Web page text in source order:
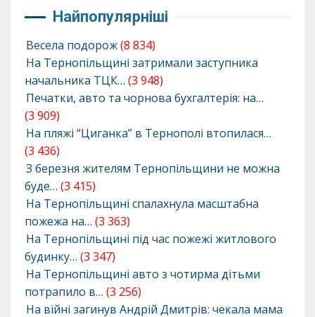
Найпопулярніші
Весела подорож(8 834)
На Тернопільщині затримали заступника
начальника ТЦК… (3 948)
Печатки, авто та чорнова бухгалтерія: на…
(3 909)
На пляжі “Циганка” в Тернополі втопилася…
(3 436)
З березня жителям Тернопільщини не можна
буде… (3 415)
На Тернопільщині спалахнула масштабна
пожежа на… (3 363)
На Тернопільщині під час пожежі житлового
будинку… (3 347)
На Тернопільщині авто з чотирма дітьми
потрапило в… (3 256)
На війні загинув Андрій Дмитрів: чекала мама